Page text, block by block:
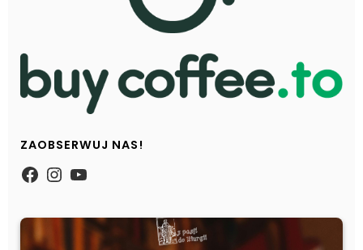
ZAOBSERWUJ NAS!
https://www.facebook.com/
Instagram
YouTube